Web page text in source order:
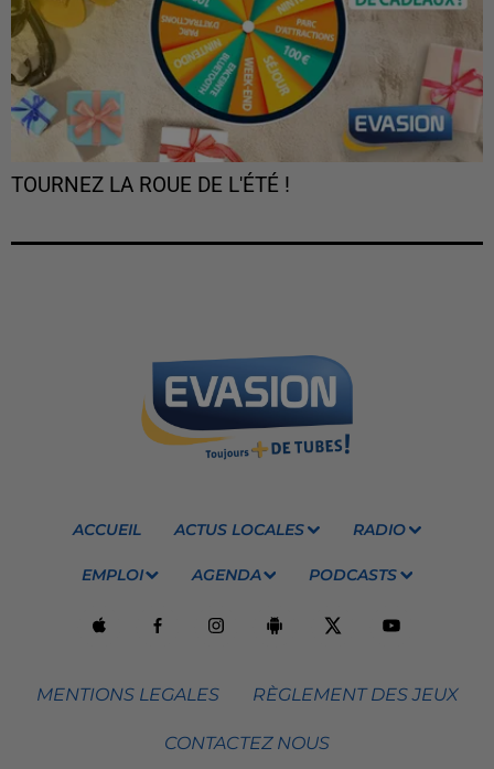
TOURNEZ LA ROUE DE L'ÉTÉ !
ACCUEIL ACTUS LOCALES RADIO
EMPLOI AGENDA PODCASTS
MENTIONS LEGALES RÈGLEMENT DES JEUX
CONTACTEZ NOUS